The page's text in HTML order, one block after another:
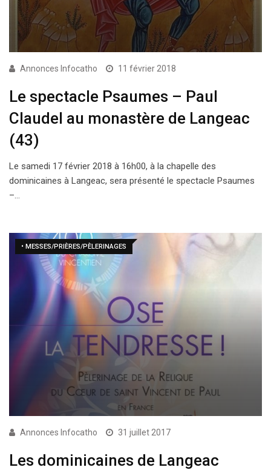
Annonces Infocatho 11 février 2018
Le spectacle Psaumes – Paul
Claudel au monastère de Langeac
(43)
Le samedi 17 février 2018 à 16h00, à la chapelle des
dominicaines à Langeac, sera présenté le spectacle Psaumes
–…
• MESSES/PRIÈRES/PÈLERINAGES
Annonces Infocatho 31 juillet 2017
Les dominicaines de Langeac